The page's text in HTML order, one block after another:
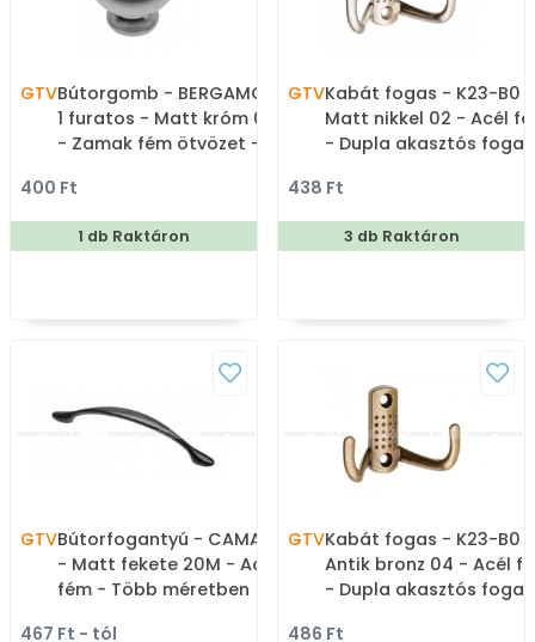
GTVBútorgomb - BERGAMO -
1 furatos - Matt króm 05
- Zamak fém ötvözet -
bútorgomb (szögletes,
kerek)
400 Ft
1 db Raktáron
GTVKabát fogas - K23-B0 -
Matt nikkel 02 - Acél
- Dupla akasztós fogas
438 Ft
3 db Raktáron
GTVBútorfogantyú - CAMAIO
- Matt fekete 20M - Acél
fém - Több méretben
467 Ft - tól
GTVKabát fogas - K23-B0 -
Antik bronz 04 - Acél
- Dupla akasztós fogas
486 Ft